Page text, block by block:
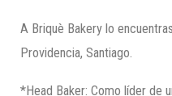
A Briquè Bakery lo
Providencia, Santiago.
*Head Baker: Como líder de